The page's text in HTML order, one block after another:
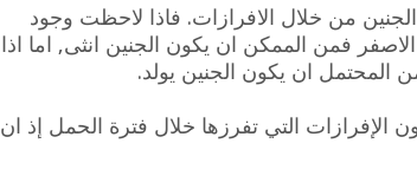
من خلال الافرازات. فاذا لاحظت وجود
فمن الممكن ان يكون الجنين انثى, اما اذا
المحتمل ان يكون الجنين يولد.
الإفرازات التي تفرزها خلال فترة الحمل إذ ان